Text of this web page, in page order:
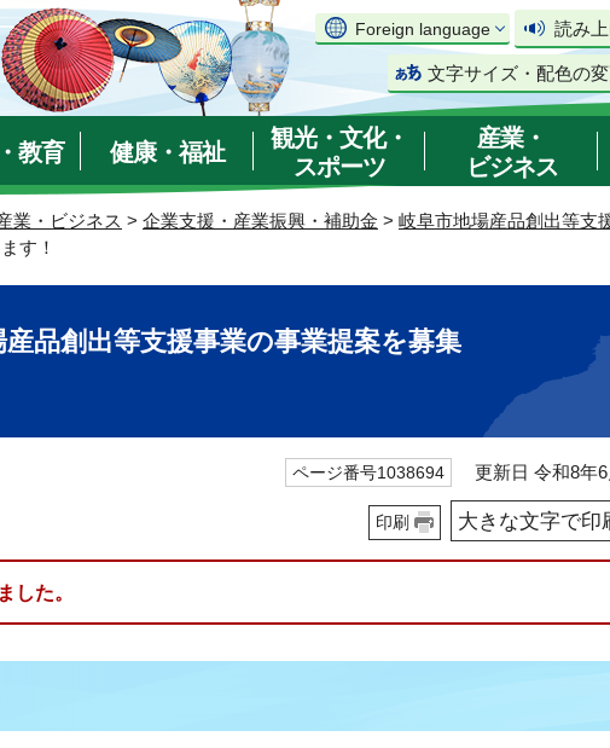
Foreign language 読み
文字サイズ・配色の
教育 健康・福祉
観光・文化・
スポーツ
産業・
ビジネス
業・ビジネス > 企業支援・産業振興・補助金 > 岐阜市地場産品創出等支
す！
品創出等支援事業の事業提案を募集
ページ番号1038694 更新日 令和8年6
印刷 大きな文字で印
した。